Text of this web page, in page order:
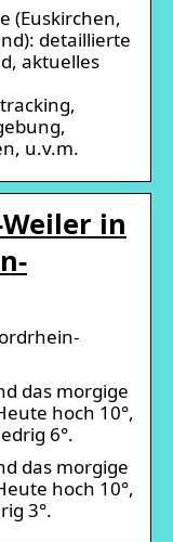
(Euskirchen,
detaillierte
aktuelles
u.v.m.
in
das morgige
hoch 10°,
6°.
das morgige
hoch 10°,
3°.